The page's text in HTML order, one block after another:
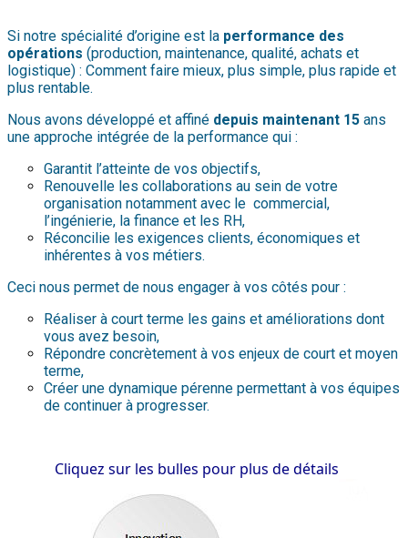
Si notre spécialité d’origine est la performance des
opérations (production, maintenance, qualité, achats et
logistique) : Comment faire mieux, plus simple, plus rapide et
plus rentable.
Nous avons développé et affiné depuis maintenant 15 ans
une approche intégrée de la performance qui :
Garantit l’atteinte de vos objectifs,
Renouvelle les collaborations au sein de votre
organisation notamment avec le commercial,
l’ingénierie, la finance et les RH,
Réconcilie les exigences clients, économiques et
inhérentes à vos métiers.
Ceci nous permet de nous engager à vos côtés pour :
Réaliser à court terme les gains et améliorations dont
vous avez besoin,
Répondre concrètement à vos enjeux de court et moyen
terme,
Créer une dynamique pérenne permettant à vos équipes
de continuer à progresser.
Cliquez sur les bulles pour plus de détails